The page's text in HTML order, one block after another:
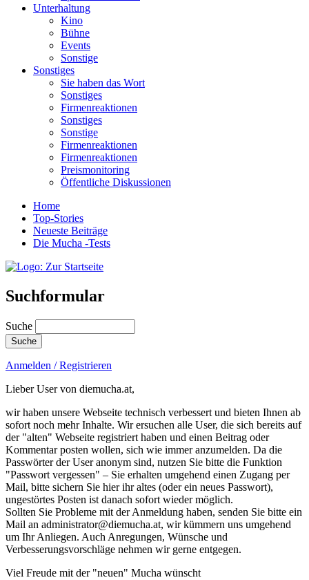
Unterhaltung
Kino
Bühne
Events
Sonstige
Sonstiges
Sie haben das Wort
Sonstiges
Firmenreaktionen
Sonstiges
Sonstige
Firmenreaktionen
Firmenreaktionen
Preismonitoring
Öffentliche Diskussionen
Home
Top-Stories
Neueste Beiträge
Die Mucha -Tests
Suchformular
Suche
Anmelden / Registrieren
Lieber User von diemucha.at,
wir haben unsere Webseite technisch verbessert und bieten Ihnen ab
sofort noch mehr Inhalte. Wir ersuchen alle User, die sich bereits auf
der "alten" Webseite registriert haben und einen Beitrag oder
Kommentar posten wollen, sich wie immer anzumelden. Da die
Passwörter der User anonym sind, nutzen Sie bitte die Funktion
"Passwort vergessen" – Sie erhalten umgehend einen Zugang per
Mail, bitte sichern Sie hier ihr altes (oder ein neues Passwort),
ungestörtes Posten ist danach sofort wieder möglich.
Sollten Sie Probleme mit der Anmeldung haben, senden Sie bitte ein
Mail an administrator@diemucha.at, wir kümmern uns umgehend
um Ihr Anliegen. Auch Anregungen, Wünsche und
Verbesserungsvorschläge nehmen wir gerne entgegen.
Viel Freude mit der "neuen" Mucha wünscht